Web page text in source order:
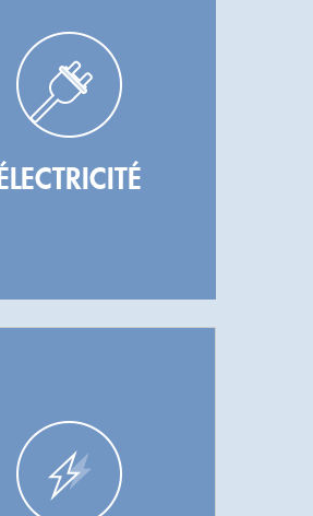
ÉLECTRICITÉ